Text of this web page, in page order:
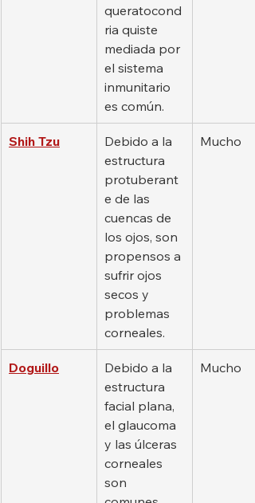
queratocond
ria quiste
mediada por
el sistema
inmunitario
es común.
Shih Tzu
Debido a la
estructura
protuberant
e de las
cuencas de
los ojos, son
propensos a
sufrir ojos
secos y
problemas
corneales.
Mucho
Doguillo
Debido a la
estructura
facial plana,
el glaucoma
y las úlceras
corneales
son
Mucho